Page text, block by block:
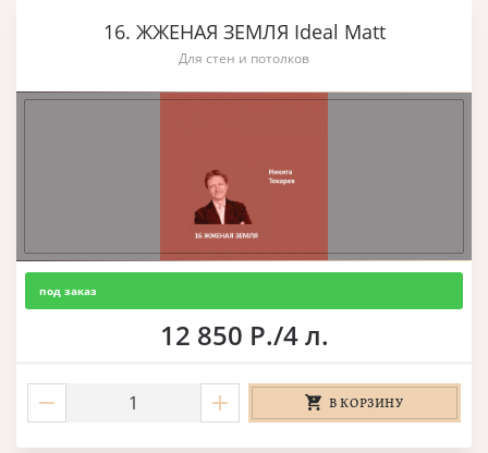
16. ЖЖЕНАЯ ЗЕМЛЯ Ideal Matt
Для стен и потолков
под заказ
12 850 Р./4 л.
В КОРЗИНУ